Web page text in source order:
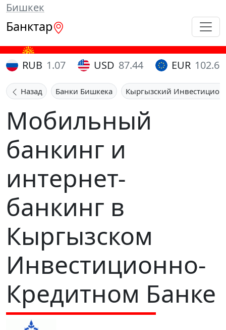
Бишкек
Банктар
RUB 1.07 USD 87.44 EUR 102.65
Назад Банки Бишкека Кыргызский
Мобильный
банкинг и
интернет-
банкинг в
Кыргызском
Инвестиционно-
Кредитном Банке